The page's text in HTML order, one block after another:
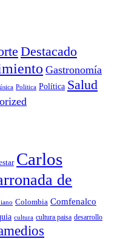
Destacado
Gastronomía
Politica Política Salud
Carlos
de
Colombia Comfenalco
cultura cultura paisa desarrollo